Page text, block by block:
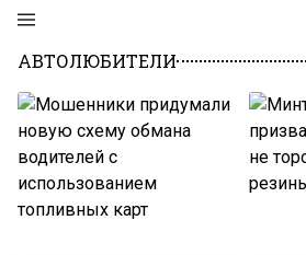
АВТОЛЮБИТЕЛИ